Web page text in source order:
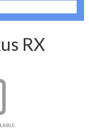
RX